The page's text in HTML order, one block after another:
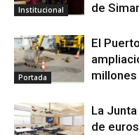
Institucional
de
Portada
El
La
de